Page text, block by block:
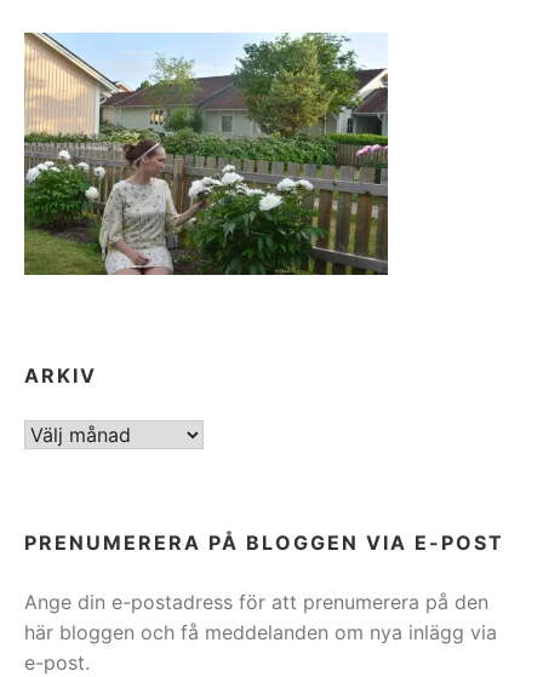
ARKIV
ARKIV
PRENUMERERA PÅ BLOGGEN VIA E-POST
Ange din e-postadress för att prenumerera på den
här bloggen och få meddelanden om nya inlägg via
e-post.